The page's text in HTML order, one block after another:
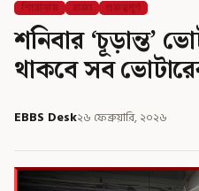
শিরোনাম রাজ্য গুরুত্বপূর্ণ
শনিবার ‘চূড়ান্ত’
থাকবে সব
EBBS Desk২৬ ফেব্রুয়ারি, ২০২৬